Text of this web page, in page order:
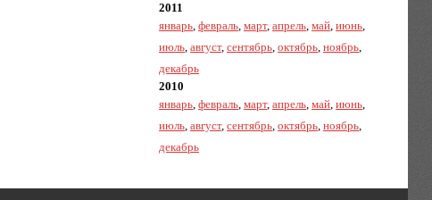
2011
январь,февраль,март,апрель,май,июнь,
июль,август,сентябрь,октябрь,ноябрь,
декабрь
2010
январь,февраль,март,апрель,май,июнь,
июль,август,сентябрь,октябрь,ноябрь,
декабрь